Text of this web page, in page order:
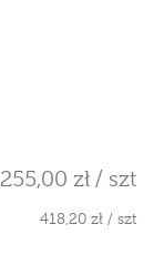
255,00 zł / szt
418,20 zł / szt